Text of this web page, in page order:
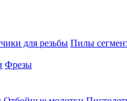
для резьбы Пилы
Фрезы